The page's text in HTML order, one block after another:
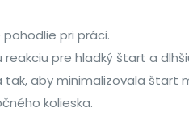
pri práci.
pre hladký štart a
tak, aby minimalizovala
kolieska.